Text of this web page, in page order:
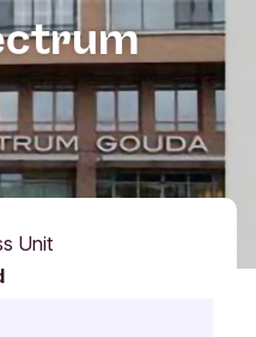
Unit